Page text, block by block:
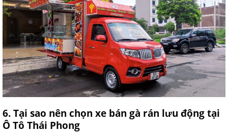
6. Tại sao nên chọn xe bán gà rán lưu động tại
Ô Tô Thái Phong